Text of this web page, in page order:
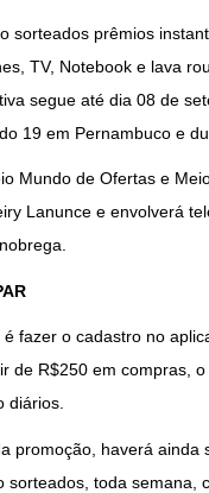
sorteados prêmios
TV, Notebook e lava
segue até dia 08 de
19 em Pernambuco e
Mundo de Ofertas e
Lanunce e envolverá
fazer o cadastro no
de R$250 em compras,
diários.
promoção, haverá
sorteados, toda semana,